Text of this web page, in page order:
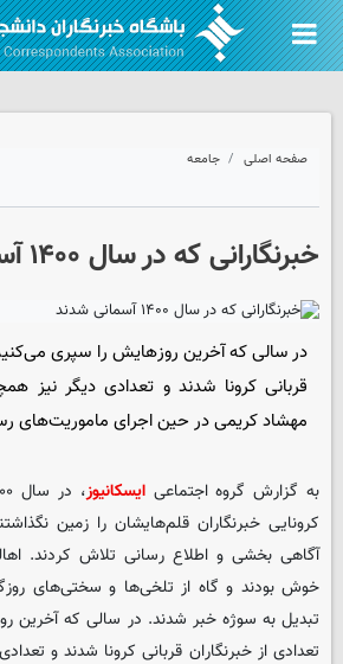
صفحه اصلی جامعه
خبرنگارانی که در سال ۱۴۰۰ آسمانی شدند
در سالی که آخرین روزهایش را سپری
قربانی کرونا شدند و تعدادی دیگر نیز
مهشاد کریمی در حین اجرای ماموریت‌های
به گزارش گروه اجتماعیایسکانیوز
کرونایی خبرنگاران قلم‌هایشان را زمین
آگاهی بخشی و اطلاع رسانی تلاش کردند.
خوش بودند و گاه از تلخی‌ها و سختی‌های
تبدیل به سوژه خبر شدند. در سالی که آخرین
تعدادی از خبرنگاران قربانی کرونا شدند و